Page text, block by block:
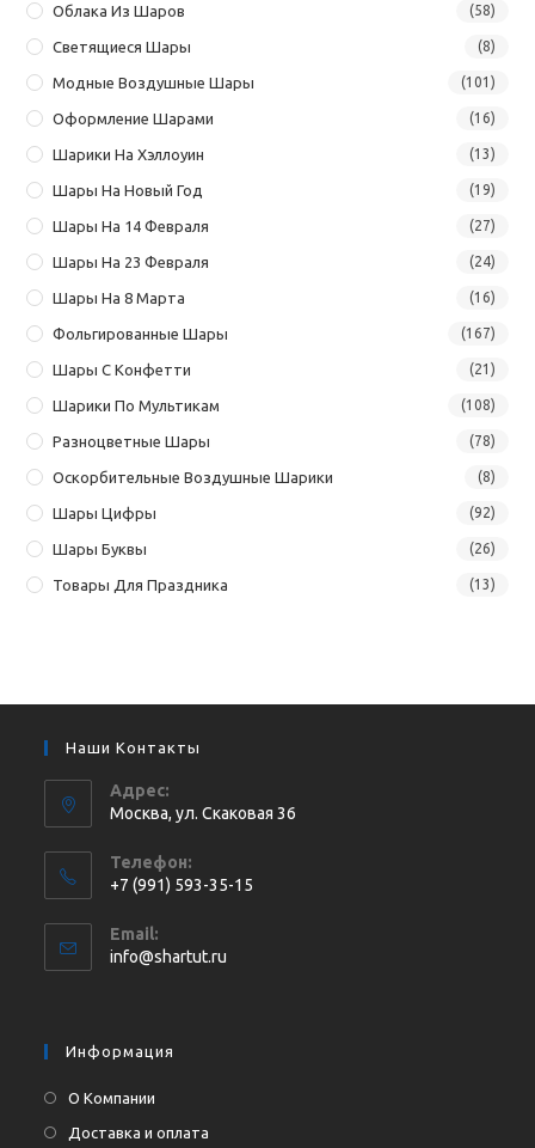
Облака Из Шаров (58)
Светящиеся Шары (8)
Модные Воздушные Шары (101)
Оформление Шарами (16)
Шарики На Хэллоуин (13)
Шары На Новый Год (19)
Шары На 14 Февраля (27)
Шары На 23 Февраля (24)
Шары На 8 Марта (16)
Фольгированные Шары (167)
Шары С Конфетти (21)
Шарики По Мультикам (108)
Разноцветные Шары (78)
Оскорбительные Воздушные Шарики (8)
Шары Цифры (92)
Шары Буквы (26)
Товары Для Праздника (13)
Наши Контакты
Адрес:
Москва, ул. Cкаковая 36
Телефон:
+7 (991) 593-35-15
в
вашем
Email:
info@shartut.ru
Информация
О Компании
Доставка и оплата